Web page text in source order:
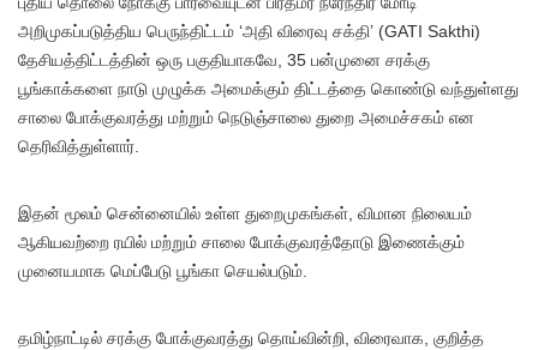
அறிமுகப்படுத்திய பெருந்திட்டம் ‘அதி விரைவு சக்தி’ (GATI Sakthi)
தேசியத்திட்டத்தின் ஒரு பகுதியாகவே, 35 பன்முனை சரக்கு
பூங்காக்களை நாடு முழுக்க அமைக்கும் திட்டத்தை கொண்டு வந்துள்ளது
சாலை போக்குவரத்து மற்றும் நெடுஞ்சாலை துறை அமைச்சகம் என
தெரிவித்துள்ளார்.
இதன் மூலம் சென்னையில் உள்ள துறைமுகங்கள், விமான நிலையம்
ஆகியவற்றை ரயில் மற்றும் சாலை போக்குவரத்தோடு இணைக்கும்
முனையமாக மெப்பேடு பூங்கா செயல்படும்.
தமிழ்நாட்டில் சரக்கு போக்குவரத்து தொய்வின்றி, விரைவாக, குறித்த